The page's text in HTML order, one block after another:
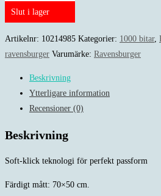
Slut i lager
Artikelnr: 10214985 Kategorier: 1000 bitar,
ravensburger Varumärke: Ravensburger
Beskrivning
Ytterligare information
Recensioner (0)
Beskrivning
Soft-klick teknologi för perfekt passform
Färdigt mått: 70×50 cm.